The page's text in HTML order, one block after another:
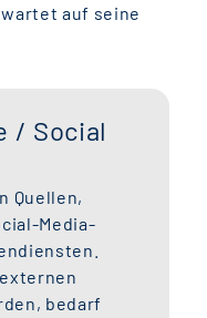
auf seine
/ Social
Quellen,
Media-
bedarf